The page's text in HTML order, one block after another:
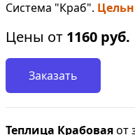
Система "Краб".
Цены от 1160 руб.
Заказать
Теплица Крабоваяот